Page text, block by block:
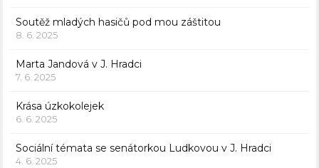
Soutěž mladých hasičů pod mou záštitou
8. 6. 2025
Marta Jandová v J. Hradci
7. 6. 2025
Krása úzkokolejek
6. 6. 2025
Sociální témata se senátorkou Ludkovou v J. Hradci
4. 6. 2025